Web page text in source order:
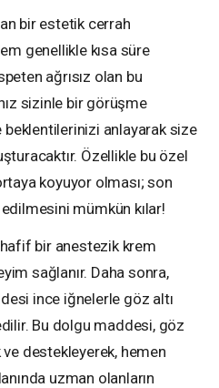
bir estetik cerrah
genellikle kısa süre
ağrısız olan bu
sizinle bir görüşme
beklentilerinizi anlayarak size
Özellikle bu özel
koyuyor olması; son
mümkün kılar!
bir anestezik krem
sağlanır. Daha sonra,
ince iğnelerle göz altı
Bu dolgu maddesi, göz
destekleyerek, hemen
uzman olanların